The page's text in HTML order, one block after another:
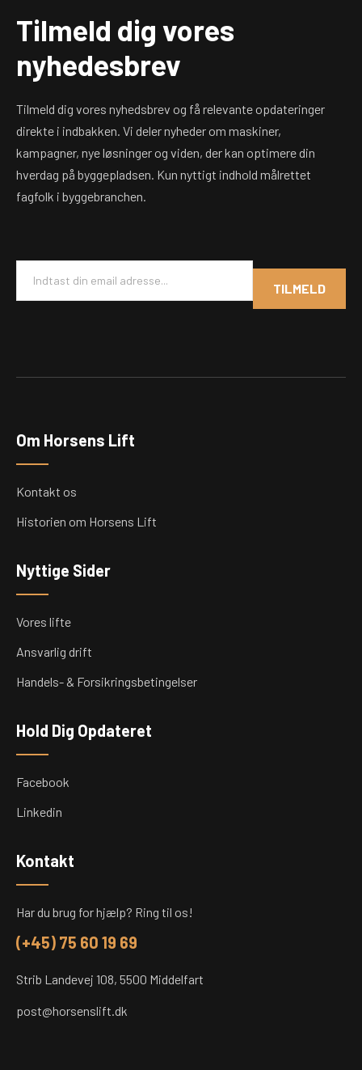
Tilmeld dig vores
nyhedesbrev
Tilmeld dig vores nyhedsbrev og få relevante opdateringer
direkte i indbakken. Vi deler nyheder om maskiner,
kampagner, nye løsninger og viden, der kan optimere din
hverdag på byggepladsen. Kun nyttigt indhold målrettet
fagfolk i byggebranchen.
a
TILMELD
Om Horsens Lift
Kontakt os
Historien om Horsens Lift
Nyttige Sider
Vores lifte
Ansvarlig drift
Handels- & Forsikringsbetingelser
Hold Dig Opdateret
Facebook
Linkedin
Kontakt
Har du brug for hjælp? Ring til os!
(+45) 75 60 19 69
Strib Landevej 108, 5500 Middelfart
post@horsenslift.dk